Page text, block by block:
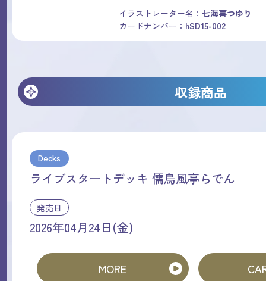
イラストレーター名： 七海喜つゆり
カードナンバー： hSD15-002
収録商品
Decks
ライブスタートデッキ 儒烏風亭らでん
発売日
2026年04月24日(金)
MORE